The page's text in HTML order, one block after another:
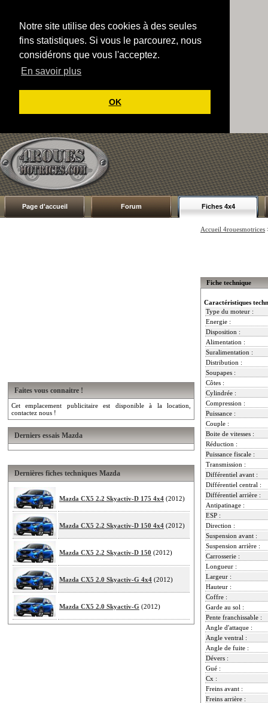
Notre site utilise des cookies à des seules
fins statistiques. Si vous le parcourez, nous
considérons que vous l'acceptez.
En savoir plus
OK
Page d'accueil Forum Fiches 4x4
Faites vous connaitre !
Cet emplacement publicitaire est disponible à la location,
contactez nous !
Derniers essais Mazda
Dernières fiches techniques Mazda
Mazda CX5 2.2 Skyactiv-D 175 4x4 (2012)
Mazda CX5 2.2 Skyactiv-D 150 4x4 (2012)
Mazda CX5 2.2 Skyactiv-D 150 (2012)
Mazda CX5 2.0 Skyactiv-G 4x4 (2012)
Mazda CX5 2.0 Skyactiv-G (2012)
Accueil 4rouesmotrices
Fiche technique
Caractéristiques
Type du moteur :
Energie :
Disposition :
Alimentation :
Suralimentation :
Distribution :
Soupapes :
Côtes :
Cylindrée :
Compression :
Puissance :
Couple :
Boite de vitesses :
Réduction :
Puissance fiscale :
Transmission :
Différentiel avant :
Différentiel central :
Différentiel arrière :
Antipatinage :
ESP :
Direction :
Suspension avant :
Suspension arrière :
Carrosserie :
Longueur :
Largeur :
Hauteur :
Coffre :
Garde au sol :
Pente franchissable :
Angle d'attaque :
Angle ventral :
Angle de fuite :
Dévers :
Gué :
Cx :
Freins avant :
Freins arrière :